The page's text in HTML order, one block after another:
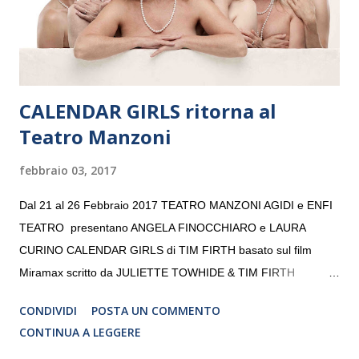
da un prestigioso consiglio di consulent...
CALENDAR GIRLS ritorna al
Teatro Manzoni
febbraio 03, 2017
Dal 21 al 26 Febbraio 2017 TEATRO MANZONI AGIDI e ENFI
TEATRO presentano ANGELA FINOCCHIARO e LAURA
CURINO CALENDAR GIRLS di TIM FIRTH basato sul film
Miramax scritto da JULIETTE TOWHIDE & TIM FIRTH
CRISTINA PEZZOLI
CONDIVIDI
POSTA UN COMMENTO
CONTINUA A LEGGERE